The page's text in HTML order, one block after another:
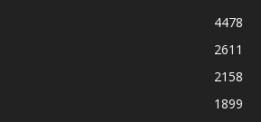
4478
2611
2158
1899